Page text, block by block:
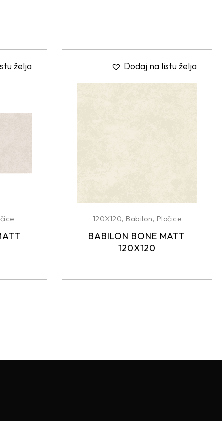
želja Dodaj na listu želja
120X120, Babilon, Pločice
BABILON BONE MATT
120X120